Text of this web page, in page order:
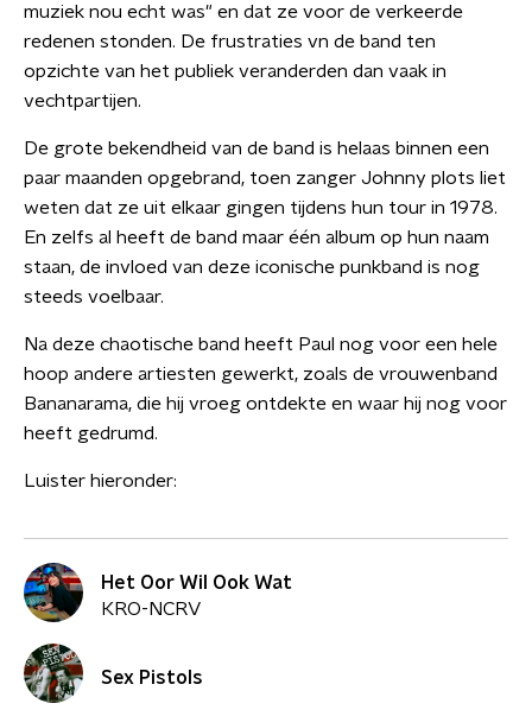
muziek nou echt was" en dat ze voor de verkeerde
redenen stonden. De frustraties vn de band ten
opzichte van het publiek veranderden dan vaak in
vechtpartijen.
De grote bekendheid van de band is helaas binnen een
paar maanden opgebrand, toen zanger Johnny plots liet
weten dat ze uit elkaar gingen tijdens hun tour in 1978.
En zelfs al heeft de band maar één album op hun naam
staan, de invloed van deze iconische punkband is nog
steeds voelbaar.
Na deze chaotische band heeft Paul nog voor een hele
hoop andere artiesten gewerkt, zoals de vrouwenband
Bananarama, die hij vroeg ontdekte en waar hij nog voor
heeft gedrumd.
Luister hieronder:
Het Oor Wil Ook Wat
KRO-NCRV
Sex Pistols